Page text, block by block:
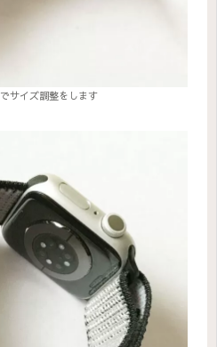
サイズ調整をします